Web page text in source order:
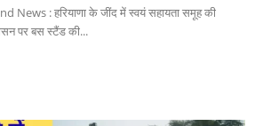
News : हरियाणा के जींद में स्वयं सहायता समूह की
पर बस स्टैंड की...